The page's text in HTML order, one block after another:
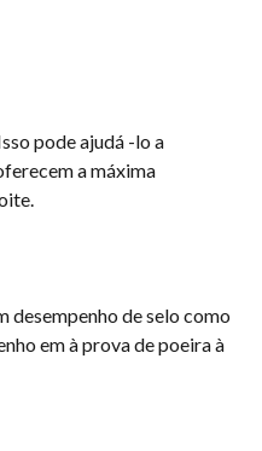
pode ajudá -lo a
a máxima
desempenho de selo como
em à prova de poeira à